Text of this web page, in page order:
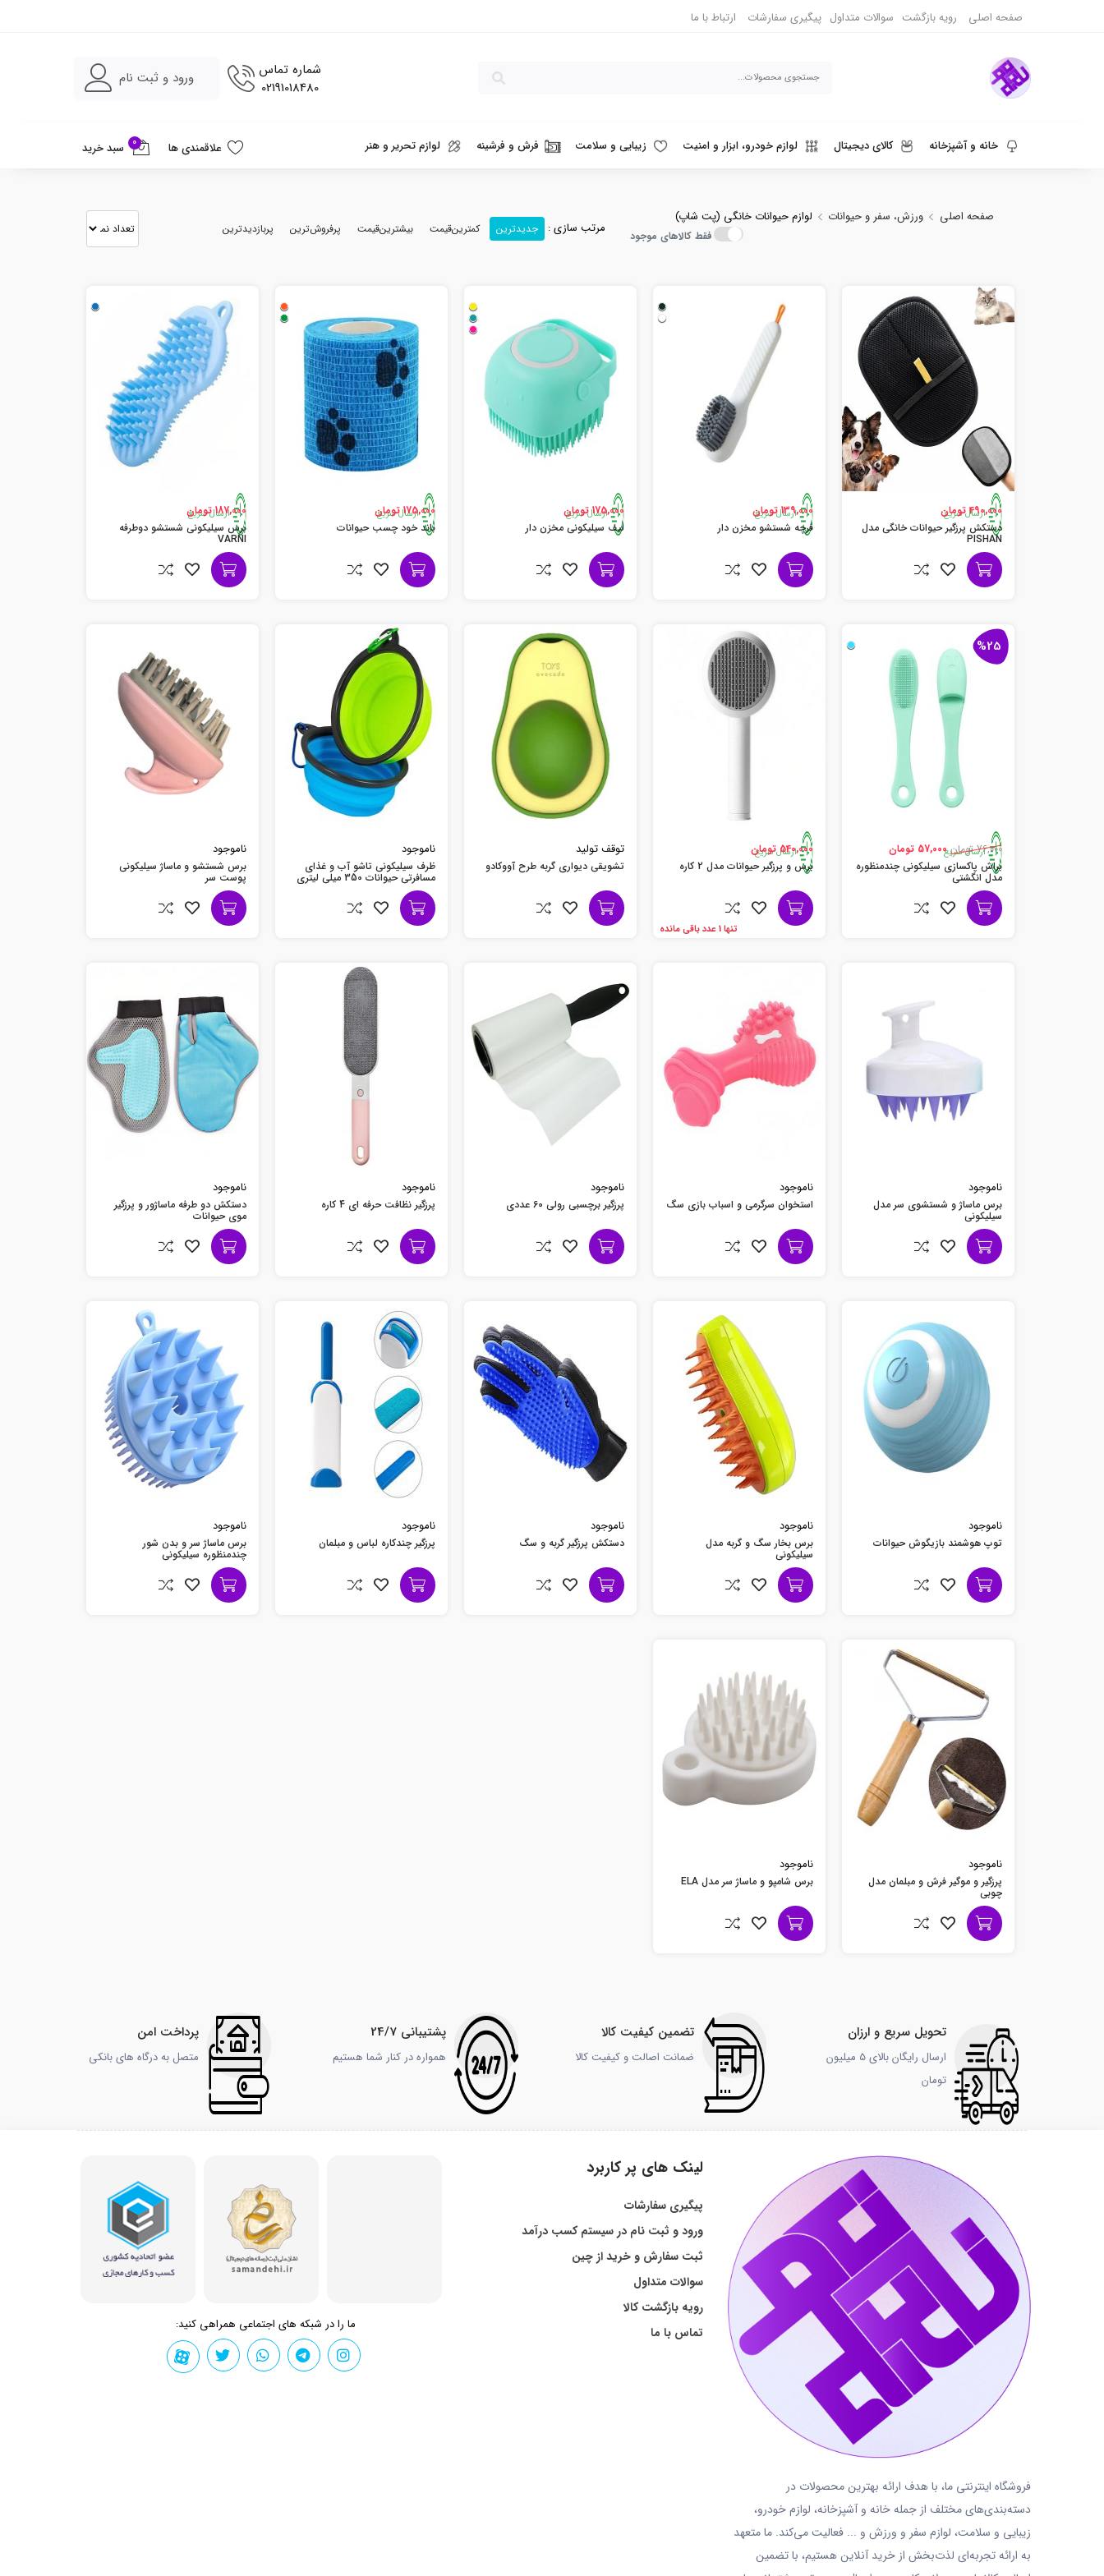
خرید و مقایسه انواع ملزومات حیوانات خانگی (پت شاپ) با بهترین قیمت صفحه اصلی رویه بازگشت سوالات متداول پیگیری سفارشات ارتباط با ما
شماره تماس
02191018480
ورود و ثبت نام
خانه و آشپزخانه کالای دیجیتال لوازم خودرو، ابزار و امنیت زیبایی و سلامت فرش و فرشینه لوازم تحریر و هنر علاقمندی ها 0 سبد خرید
صفحه اصلی ورزش، سفر و حیوانات لوازم حیوانات خانگی (پت شاپ)
فقط کالاهای موجود مرتب سازی : جدیدترین کمترین‌قیمت بیشترین‌قیمت پرفروش‌ترین پربازدیدترین
ارسال سریع
490,000 تومان
دستکش پرزگیر حیوانات خانگی مدل
PISHAN
ارسال سریع139,000 تومان
فرچه شستشو مخزن دار
ارسال سریع175,000 تومان
لیف سیلیکونی مخزن دار
ارسال سریع175,000 تومان
باند خود چسب حیوانات
ارسال سریع187,000 تومان
برس سیلیکونی شستشو دوطرفه
VARNI
%25
ارسال سریع76,000 تومان
57,000 تومان
براش پاکسازی سیلیکونی چندمنظوره
مدل انگشتی
ارسال سریع
540,000 تومان
برس و پرزگیر حیوانات مدل 2 کاره
تنها 1 عدد باقی مانده
توقف تولید
تشویقی دیواری گربه طرح آووکادو
ناموجود
ظرف سیلیکونی تاشو آب و غذای
مسافرتی حیوانات 350 میلی لیتری
ناموجود
برس شستشو و ماساژ سیلیکونی
پوست سر
ناموجود
برس ماساژ و شستشوی سر مدل
سیلیکونی
ناموجود
استخوان سرگرمی و اسباب بازی سگ
ناموجود
پرزگیر برچسبی رولی 60 عددی
ناموجود
پرزگیر نظافت حرفه ای 4 کاره
ناموجود
دستکش دو طرفه ماساژور و پرزگیر
موی حیوانات
ناموجود
توپ هوشمند بازیگوش حیوانات
ناموجود
برس بخار سگ و گربه مدل
سیلیکونی
ناموجود
دستکش پرزگیر گربه و سگ
ناموجود
پرزگیر چندکاره لباس و مبلمان
ناموجود
برس ماساژ سر و بدن شور
چندمنظوره سیلیکونی
ناموجود
پرزگیر و موگیر فرش و مبلمان مدل
چوبی
ناموجود
برس شامپو و ماساژ سر مدل ELA
تحویل سریع و ارزان
ارسال رایگان بالای 5 میلیون
تومان
تضمین کیفیت کالا
ضمانت اصالت و کیفیت کالا
پشتیبانی 24/7
همواره در کنار شما هستیم
پرداخت امن
متصل به درگاه های بانکی
فروشگاه اینترنتی ما، با هدف ارائه بهترین محصولات در
دسته‌بندی‌های مختلف از جمله خانه و آشپزخانه، لوازم خودرو،
زیبایی و سلامت، لوازم سفر و ورزش و ... فعالیت می‌کند. ما متعهد
به ارائه تجربه‌ای لذت‌بخش از خرید آنلاین هستیم، با تضمین
لینک های پر کاربرد
پیگیری سفارشات
ورود و ثبت نام در سیستم کسب درآمد
ثبت سفارش و خرید از چین
سوالات متداول
رویه بازگشت کالا
تماس با ما
ما را در شبکه های اجتماعی همراهی کنید: